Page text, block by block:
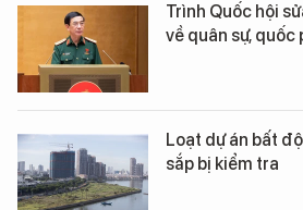
Trình Quốc hội
về quân sự, quốc
Loạt dự án bất
sắp bị kiểm tra